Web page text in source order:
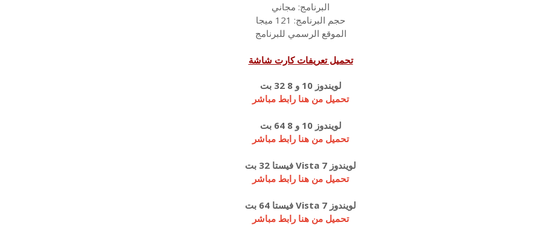
البرنامج: مجاني
حجم البرنامج: 121 ميجا
الموقع الرسمي للبرنامج
تحميل تعريفات كارت شاشة
لويندوز 10 و 8 32 بت
تحميل من هنا رابط مباشر
لويندوز 10 و 8 64 بت
تحميل من هنا رابط مباشر
لويندوز 7 Vista فيستا 32 بت
تحميل من هنا رابط مباشر
لويندوز 7 Vista فيستا 64 بت
تحميل من هنا رابط مباشر